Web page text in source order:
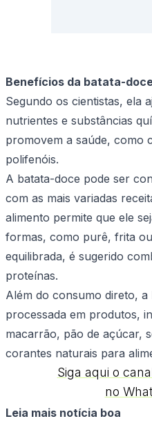
Benefícios da batata-
Segundo os cientistas, ela
nutrientes e substâncias
promovem a saúde, como
polifenóis.
A batata-doce pode ser
com as mais variadas
alimento permite que ele
formas, como purê, frita
equilibrada, é sugerido
proteínas.
Além do consumo direto, a
processada em produtos,
macarrão, pão de açúcar,
corantes naturais para
Siga aqui o
no
Leia mais notícia boa